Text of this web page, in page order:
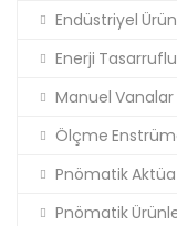
Endüstriyel
Enerji
Manuel Vanalar
Ölçme
Pnömatik
Pnömatik